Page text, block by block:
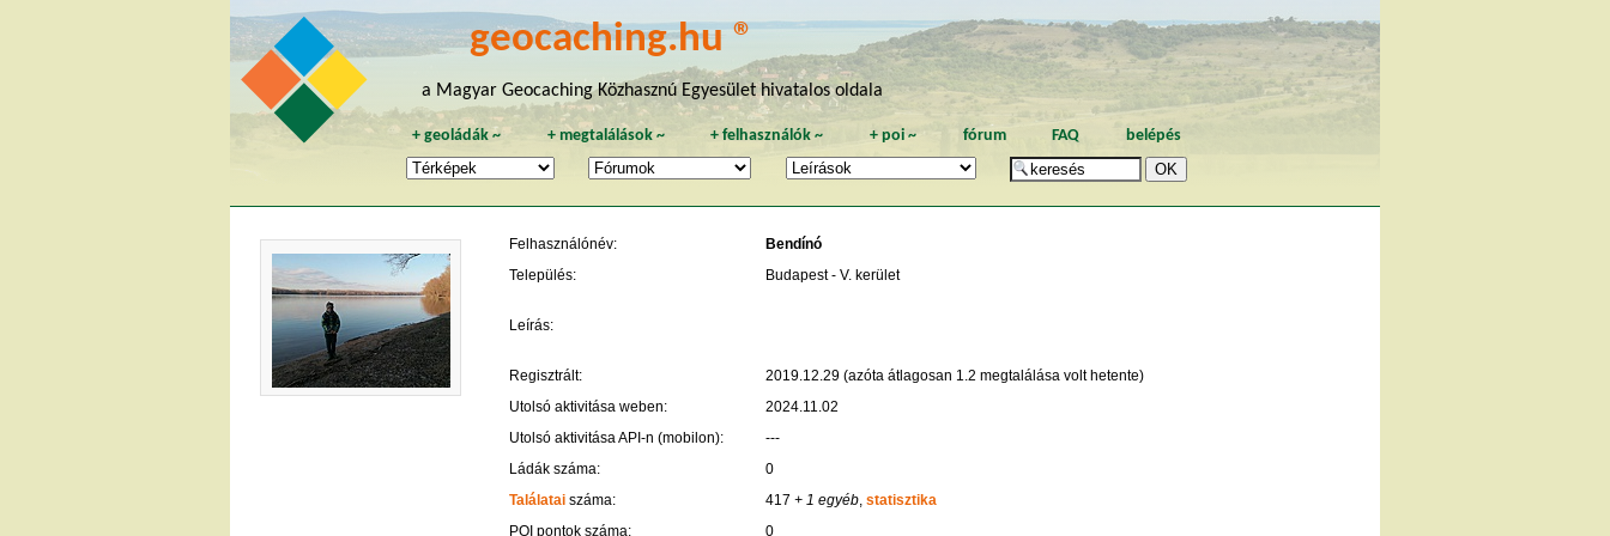
geocaching.hu ®
a Magyar Geocaching Közhasznú Egyesület hivatalos oldala
+geoládák ~ + megtalálások~ +felhasználók ~ + poi~ fórum FAQ belépés
Felhasználónév:
Bendínó
Település:
Budapest - V. kerület
Leírás:
Regisztrált:
2019.12.29 (azóta átlagosan 1.2 megtalálása volt hetente)
Utolsó aktivitása weben:
2024.11.02
Utolsó aktivitása API-n (mobilon):
---
Ládák száma:
0
Találatai száma: 417 + 1 egyéb, statisztika
POI pontok száma:
0